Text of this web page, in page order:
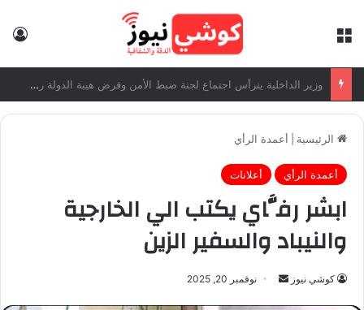
وزير الداخلية يترأس اجتماع لجنة ضبط الأمن وفرض هيبة الدولة رقم (13)
الرئيسية أعمدة الرأي
أعمدة الرأي أعلانات
ابشر رفَّاي يكتب الي الخارجية
والنيباد والسفير الزين
كوشي نيوز نوفمبر 20, 2025